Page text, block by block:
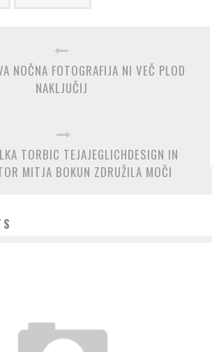
NOČNA FOTOGRAFIJA NI VEČ PLOD
NAKLJUČIJ
TORBIC TEJAJEGLICHDESIGN IN
MITJA BOKUN ZDRUŽILA MOČI